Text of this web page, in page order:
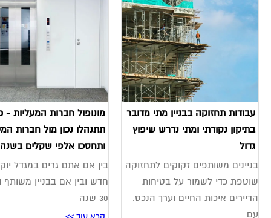
עבודות תחזוקה בבניין מתי מדובר
בתיקון נקודתי ומתי נדרש שיפוץ
גדול
בניינים משותפים זקוקים לתחזוקה
שוטפת כדי לשמור על בטיחות
הדיירים איכות החיים וערך הנכס.
עם
מונופול חברות המעליות -
תתנהלו נכון מול חברות
ותחסכו אלפי שקלים בשנה
בין אם אתם גרים במגדל
חדש ובין אם בבניין משותף
30 שנה